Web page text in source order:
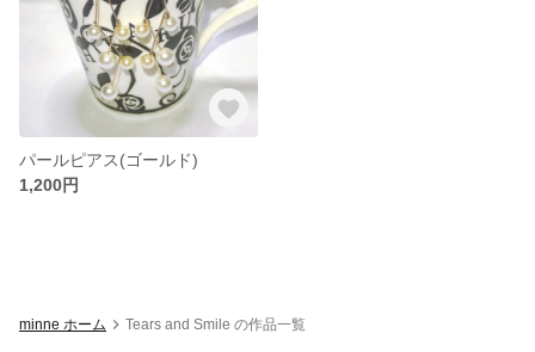
パールピアス(ゴールド)
1,200円
minne ホーム Tears and Smile の作品一覧